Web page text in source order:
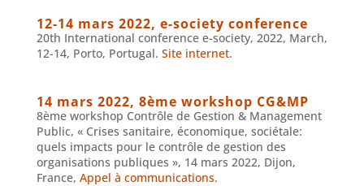
12-14 mars 2022, e-society conference
20th International conference e-society, 2022, March,
12-14, Porto, Portugal. Site internet.
14 mars 2022, 8ème workshop CG&MP
8ème workshop Contrôle de Gestion & Management
Public, « Crises sanitaire, économique, sociétale:
quels impacts pour le contrôle de gestion des
organisations publiques », 14 mars 2022, Dijon,
France, Appel à communications.